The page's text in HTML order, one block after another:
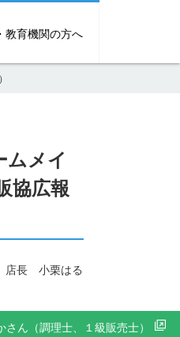
教育機関の方へ
ムメイ
協広報
店長 小栗はる
ん（調理士、１級販売士）